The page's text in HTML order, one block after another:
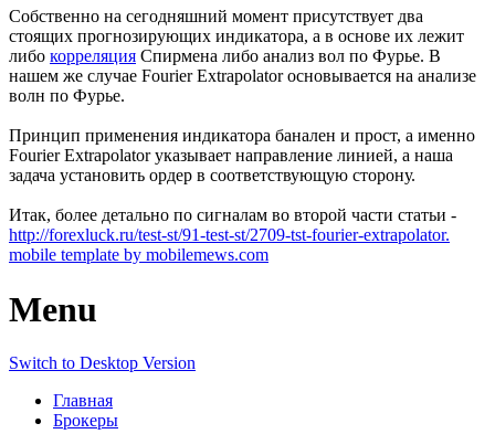
Собственно на сегодняшний момент присутствует два
стоящих прогнозирующих индикатора, а в основе их лежит
либо корреляция Спирмена либо анализ вол по Фурье. В
нашем же случае Fourier Extrapolator основывается на анализе
волн по Фурье.
Принцип применения индикатора банален и прост, а именно
Fourier Extrapolator указывает направление линией, а наша
задача установить ордер в соответствующую сторону.
Итак, более детально по сигналам во второй части статьи -
http://forexluck.ru/test-st/91-test-st/2709-tst-fourier-extrapolator.
mobile template by mobilemews.com
Menu
Switch to Desktop Version
Главная
Брокеры